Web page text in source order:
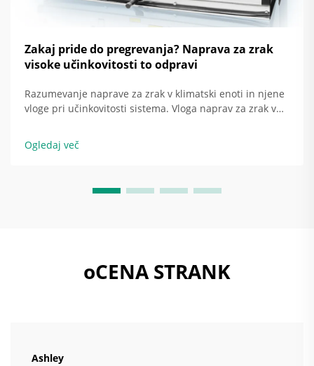
Zakaj pride do pregrevanja? Naprava za zrak
visoke učinkovitosti to odpravi
Razumevanje naprave za zrak v klimatski enoti in njene
vloge pri učinkovitosti sistema. Vloga naprav za zrak v
temeljito tisto, kar zagotavlja razporeditev hladnega ali
toplega zraka po celotni stavbi. Ko potiska zrak...
Ogledaj več
oCENA STRANK
Ashley